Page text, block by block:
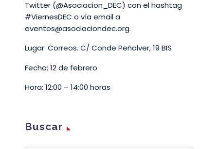
Twitter (@Asociacion_DEC) con el hashtag
#ViernesDEC o vía email a
eventos@asociaciondec.org.
Lugar: Correos. C/ Conde Peñalver, 19 BIS
Fecha: 12 de febrero
Hora: 12:00 – 14:00 horas
Buscar